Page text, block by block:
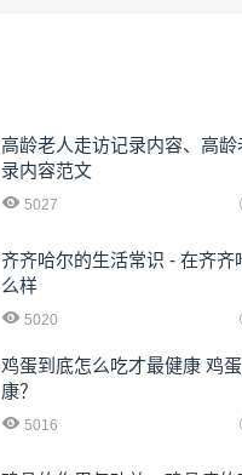
高龄老人走访记录内容、高
录内容范文
5027
齐齐哈尔的生活常识 - 在齐齐
么样
5020
鸡蛋到底怎么吃才最健康 鸡
康？
5016